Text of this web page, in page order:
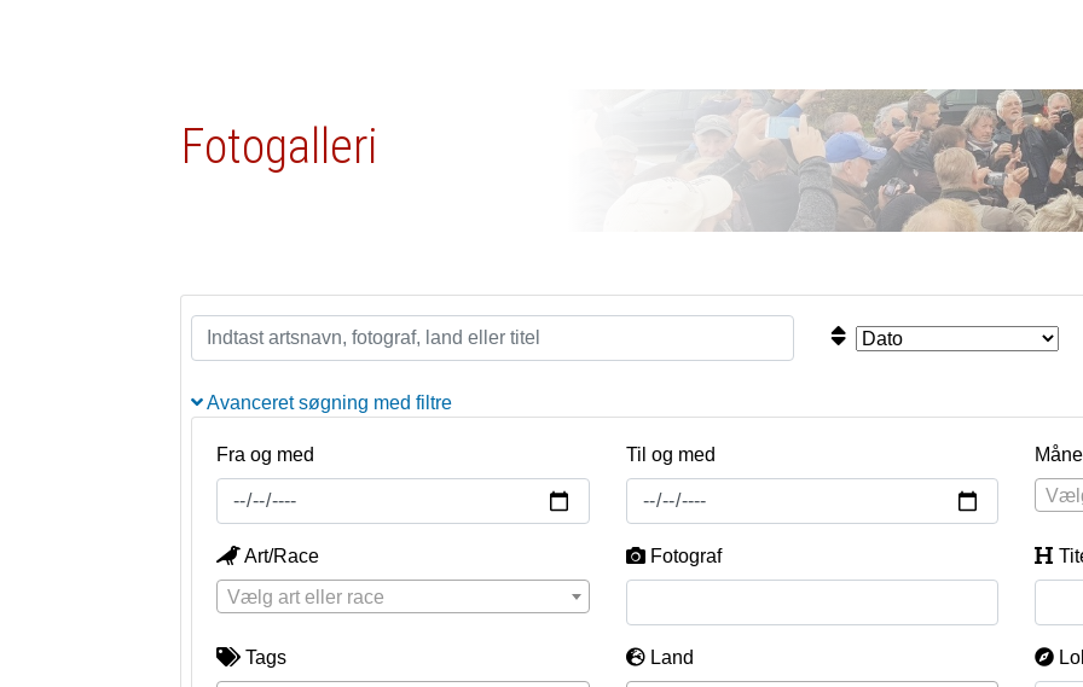
Fotogalleri
Avanceret søgning med filtre
Fra og med Til og med
Art/Race
Vælg art eller race
Fotograf
Tags
Land